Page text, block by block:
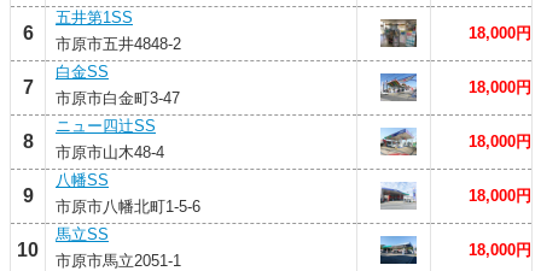
6
五井第1SS
市原市五井4848-2
18,000円
7
白金SS
市原市白金町3-47
18,000円
8
ニュー四辻SS
市原市山木48-4
18,000円
9
八幡SS
市原市八幡北町1-5-6
18,000円
10
馬立SS
市原市馬立2051-1
18,000円